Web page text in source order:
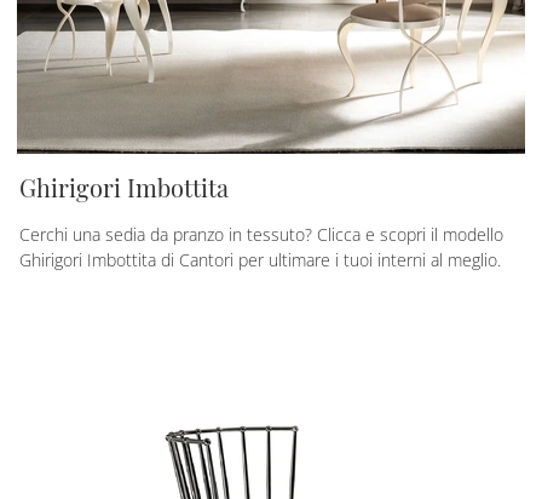
Ghirigori Imbottita
Cerchi una sedia da pranzo in tessuto? Clicca e scopri il modello
Ghirigori Imbottita di Cantori per ultimare i tuoi interni al meglio.